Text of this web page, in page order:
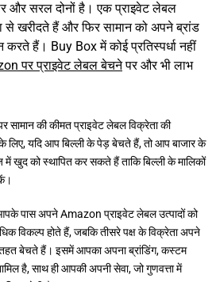
और सरल दोनों है। एक प्राइवेट लेबल
से खरीदते हैं और फिर सामान को अपने ब्रांड
हैं। Buy Box में कोई प्रतिस्पर्धा नहीं
पर प्राइवेट लेबल बेचनेपर और भी लाभ
सामान की कीमत प्राइवेट लेबल विक्रेता की
के लिए, यदि आप बिल्ली के पेड़ बेचते हैं, तो आप बाजार के
में खुद को स्थापित कर सकते हैं ताकि बिल्ली के मालिकों
पास अपने Amazon प्राइवेट लेबल उत्पादों को
विकल्प होते हैं, जबकि तीसरे पक्ष के विक्रेता अपने
तहत बेचते हैं। इसमें आपका अपना ब्रांडिंग, कस्टम
है, साथ ही आपकी अपनी सेवा, जो गुणवत्ता में